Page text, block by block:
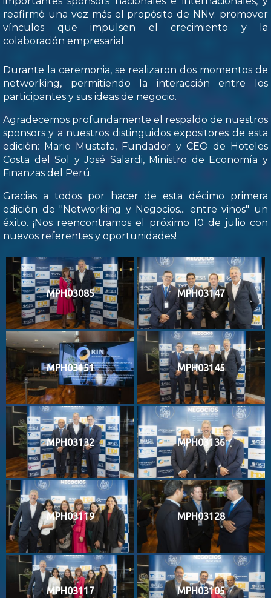
reafirmó una vez más el propósito de NNv: promover
vínculos que impulsen el crecimiento y la
colaboración empresarial.
Durante la ceremonia, se realizaron dos momentos de
networking, permitiendo la interacción entre los
participantes y sus ideas de negocio.
Agradecemos profundamente el respaldo de nuestros
sponsors y a nuestros distinguidos expositores de esta
edición: Mario Mustafa, Fundador y CEO de Hoteles
Costa del Sol y José Salardi, Ministro de Economía y
Finanzas del Perú.
Gracias a todos por hacer de esta décimo primera
edición de "Networking y Negocios... entre vinos" un
éxito. ¡Nos reencontramos el próximo 10 de julio con
nuevos referentes y oportunidades!
MPH03085 MPH03147
MPH03151 MPH03145
MPH03132 MPH03136
MPH03119 MPH03128
MPH03117 MPH03105